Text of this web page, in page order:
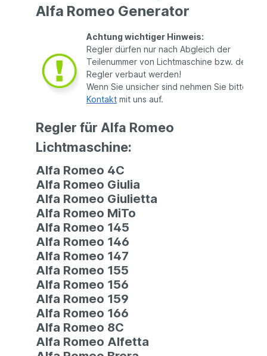
Alfa Romeo Generator
Achtung wichtiger Hinweis:
Regler dürfen nur nach Abgleich der
Teilenummer von Lichtmaschine bzw. dem
Regler verbaut werden!
Wenn Sie unsicher sind nehmen Sie bitte
Kontakt mit uns auf.
Regler für Alfa Romeo
Lichtmaschine:
Alfa Romeo 4C
Alfa Romeo Giulia
Alfa Romeo Giulietta
Alfa Romeo MiTo
Alfa Romeo 145
Alfa Romeo 146
Alfa Romeo 147
Alfa Romeo 155
Alfa Romeo 156
Alfa Romeo 159
Alfa Romeo 166
Alfa Romeo 8C
Alfa Romeo Alfetta